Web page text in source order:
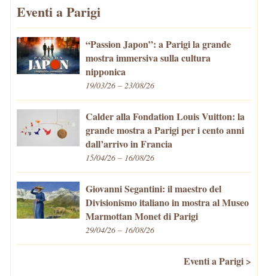
Eventi a Parigi
“Passion Japon”: a Parigi la grande
mostra immersiva sulla cultura
nipponica
19/03/26 – 23/08/26
Calder alla Fondation Louis Vuitton: la
grande mostra a Parigi per i cento anni
dall’arrivo in Francia
15/04/26 – 16/08/26
Giovanni Segantini: il maestro del
Divisionismo italiano in mostra al Museo
Marmottan Monet di Parigi
29/04/26 – 16/08/26
Eventi a Parigi >